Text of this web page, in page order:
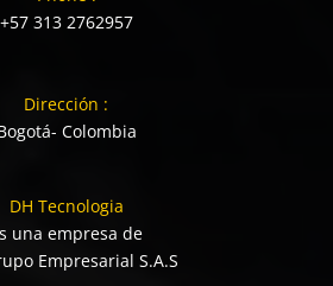
+57 313 2762957
Dirección :
Colombia
DH Tecnologia
una empresa de
Empresarial S.A.S